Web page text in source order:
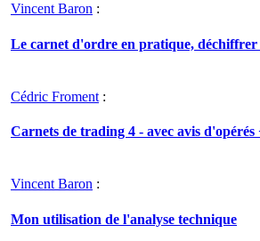
Vincent Baron :
Le carnet d'ordre en pratique, déchiffrer
Cédric Froment :
Carnets de trading 4 - avec avis d'opérés
Vincent Baron :
Mon utilisation de l'analyse technique